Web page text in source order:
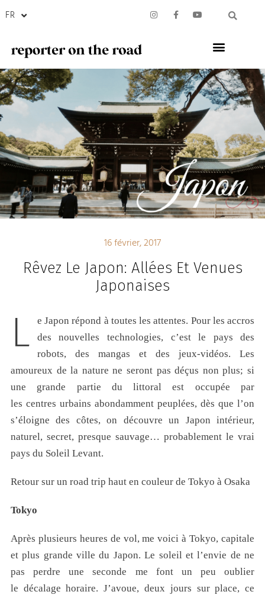
FR
16 février, 2017
Rêvez Le Japon: Allées Et Venues
Japonaises
L
e Japon répond à toutes les attentes. Pour les accros
des nouvelles technologies, c’est le pays des
robots, des mangas et des jeux-vidéos. Les
amoureux de la nature ne seront pas déçus non plus; si
une grande partie du littoral est occupée par
les centres urbains abondamment peuplées, dès que l’on
s’éloigne des côtes, on découvre un Japon intérieur,
naturel, secret, presque sauvage… probablement le vrai
pays du Soleil Levant.
Retour sur un road trip haut en couleur de Tokyo à Osaka
Tokyo
Après plusieurs heures de vol, me voici à Tokyo, capitale
et plus grande ville du Japon. Le soleil et l’envie de ne
pas perdre une seconde me font un peu oublier
le décalage horaire. J’avoue, deux jours sur place, ce